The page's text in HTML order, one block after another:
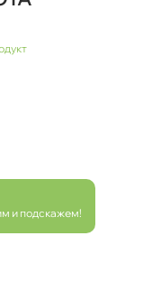
и подскажем!